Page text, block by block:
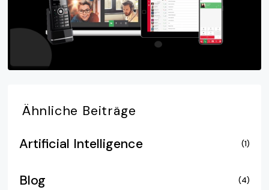
Ähnliche Beiträge
Artificial Intelligence
(1)
Blog (4)